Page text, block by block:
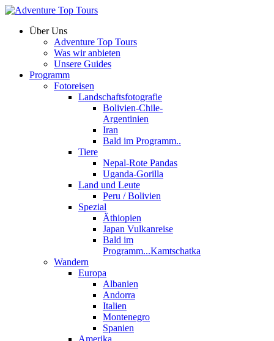
Über Uns
Adventure Top Tours
Was wir anbieten
Unsere Guides
Programm
Fotoreisen
Landschaftsfotografie
Bolivien-Chile-
Argentinien
Iran
Bald im Programm..
Tiere
Nepal-Rote Pandas
Uganda-Gorilla
Land und Leute
Peru / Bolivien
Spezial
Äthiopien
Japan Vulkanreise
Bald im
Programm...Kamtschatka
Wandern
Europa
Albanien
Andorra
Italien
Montenegro
Spanien
Amerika